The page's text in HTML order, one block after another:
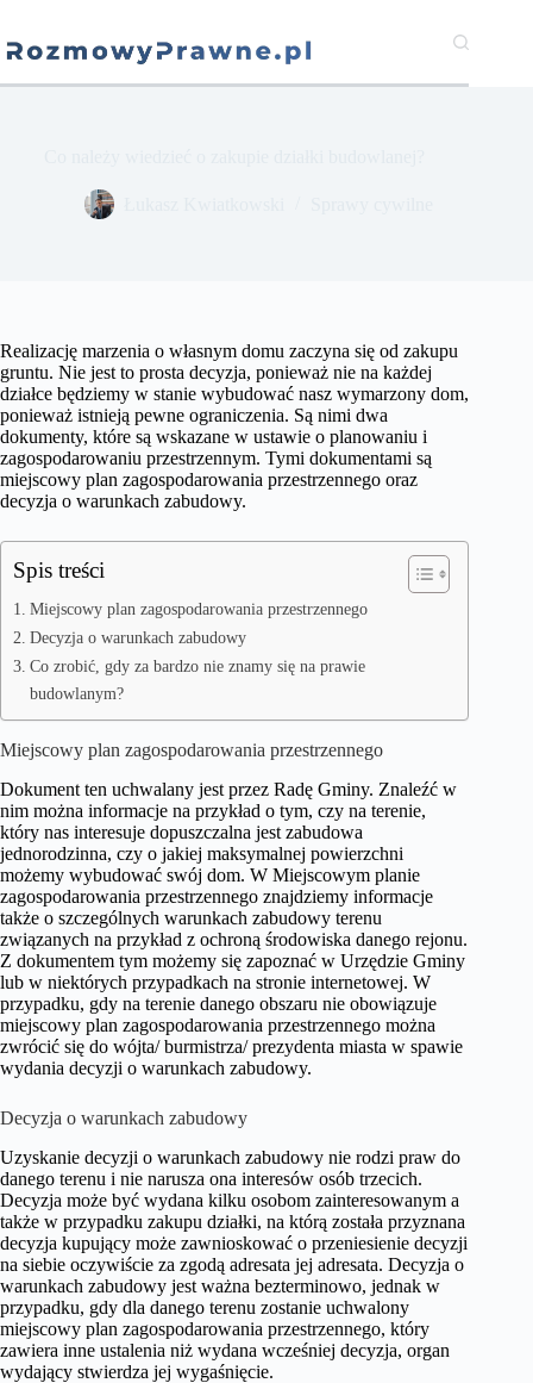
treści
Realizację marzenia o własnym domu zaczyna się od zakupu
gruntu. Nie jest to prosta decyzja, ponieważ nie na każdej
działce będziemy w stanie wybudować nasz wymarzony dom,
ponieważ istnieją pewne ograniczenia. Są nimi dwa
dokumenty, które są wskazane w ustawie o planowaniu i
zagospodarowaniu przestrzennym. Tymi dokumentami są
miejscowy plan zagospodarowania przestrzennego oraz
decyzja o warunkach zabudowy.
Spis treści
Miejscowy plan zagospodarowania przestrzennego
Decyzja o warunkach zabudowy
Co zrobić, gdy za bardzo nie znamy się na prawie
budowlanym?
Miejscowy plan zagospodarowania przestrzennego
Dokument ten uchwalany jest przez Radę Gminy. Znaleźć w
nim można informacje na przykład o tym, czy na terenie,
który nas interesuje dopuszczalna jest zabudowa
jednorodzinna, czy o jakiej maksymalnej powierzchni
możemy wybudować swój dom. W Miejscowym planie
zagospodarowania przestrzennego znajdziemy informacje
także o szczególnych warunkach zabudowy terenu
związanych na przykład z ochroną środowiska danego rejonu.
Z dokumentem tym możemy się zapoznać w Urzędzie Gminy
lub w niektórych przypadkach na stronie internetowej. W
przypadku, gdy na terenie danego obszaru nie obowiązuje
miejscowy plan zagospodarowania przestrzennego można
zwrócić się do wójta/ burmistrza/ prezydenta miasta w spawie
wydania decyzji o warunkach zabudowy.
Decyzja o warunkach zabudowy
Uzyskanie decyzji o warunkach zabudowy nie rodzi praw do
danego terenu i nie narusza ona interesów osób trzecich.
Decyzja może być wydana kilku osobom zainteresowanym a
także w przypadku zakupu działki, na którą została przyznana
decyzja kupujący może zawnioskować o przeniesienie decyzji
na siebie oczywiście za zgodą adresata jej adresata. Decyzja o
warunkach zabudowy jest ważna bezterminowo, jednak w
przypadku, gdy dla danego terenu zostanie uchwalony
miejscowy plan zagospodarowania przestrzennego, który
zawiera inne ustalenia niż wydana wcześniej decyzja, organ
wydający stwierdza jej wygaśnięcie.